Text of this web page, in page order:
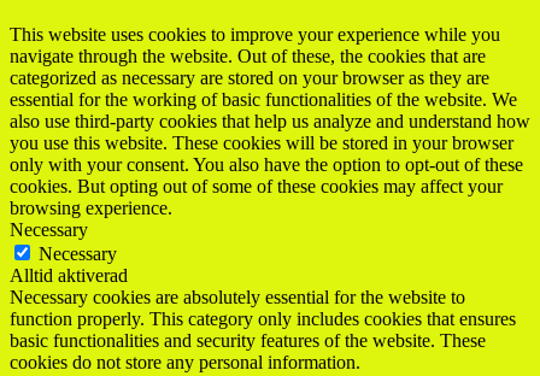
This website uses cookies to improve your experience while you
navigate through the website. Out of these, the cookies that are
categorized as necessary are stored on your browser as they are
essential for the working of basic functionalities of the website. We
also use third-party cookies that help us analyze and understand how
you use this website. These cookies will be stored in your browser
only with your consent. You also have the option to opt-out of these
cookies. But opting out of some of these cookies may affect your
browsing experience.
Necessary
Necessary
Alltid aktiverad
Necessary cookies are absolutely essential for the website to
function properly. This category only includes cookies that ensures
basic functionalities and security features of the website. These
cookies do not store any personal information.